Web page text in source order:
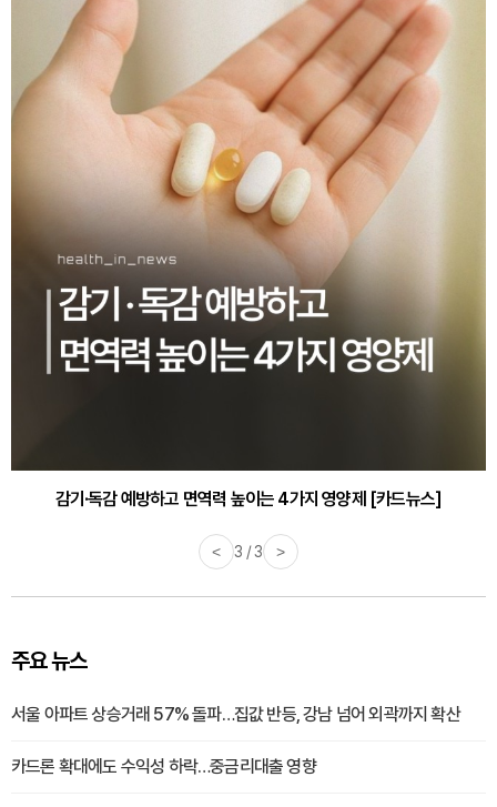
감기·독감 예방하고 면역력 높이는 4가지 영양제 [카드뉴스]
< 3 / 3 >
주요 뉴스
서울 아파트 상승거래 57% 돌파…집값 반등, 강남 넘어 외곽까지 확산
카드론 확대에도 수익성 하락…중금리대출 영향